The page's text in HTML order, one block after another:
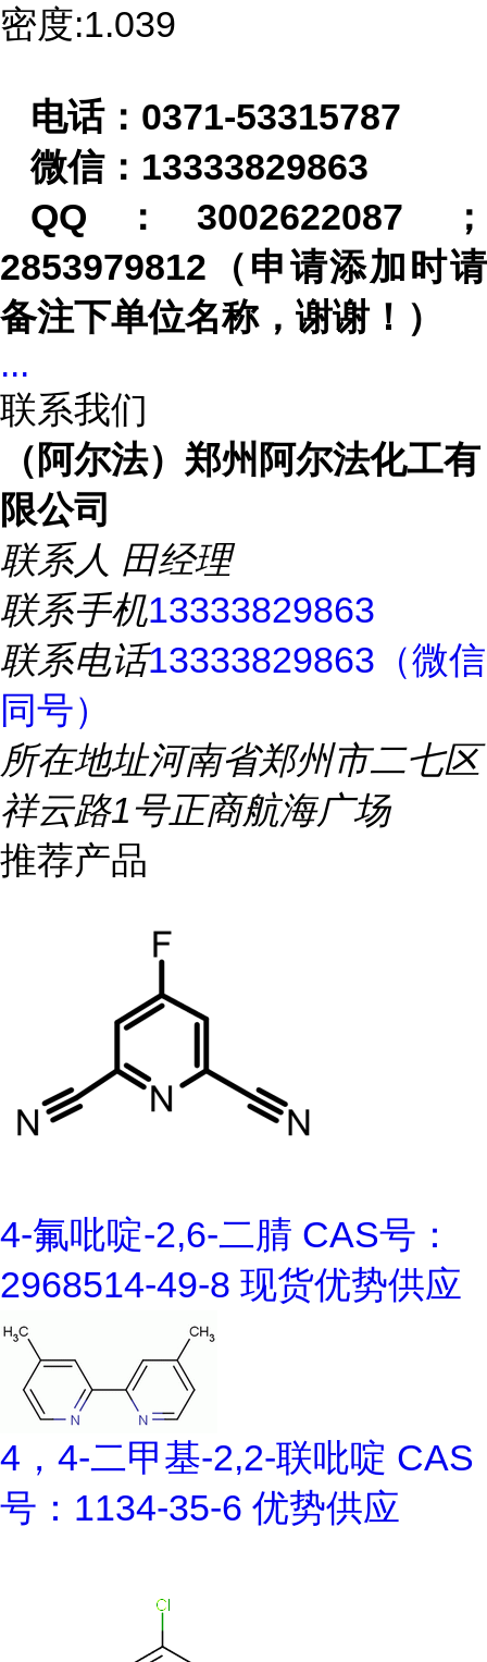
密度:1.039
电话： 0371-53315787
微信： 13333829863
QQ ：3002622087
；
2853979812 （申请添加时请
备注下单位名称，谢谢！）
...
联系我们
（阿尔法）郑州阿尔法化工有
限公司
联系人 田经理
联系手机13333829863
联系电话13333829863（微信
同号）
所在地址河南省郑州市二七区
祥云路1号正商航海广场
推荐产品
4-氟吡啶-2,6-二腈 CAS号：
2968514-49-8 现货优势供应
4，4-二甲基-2,2-联吡啶 CAS
号：1134-35-6 优势供应